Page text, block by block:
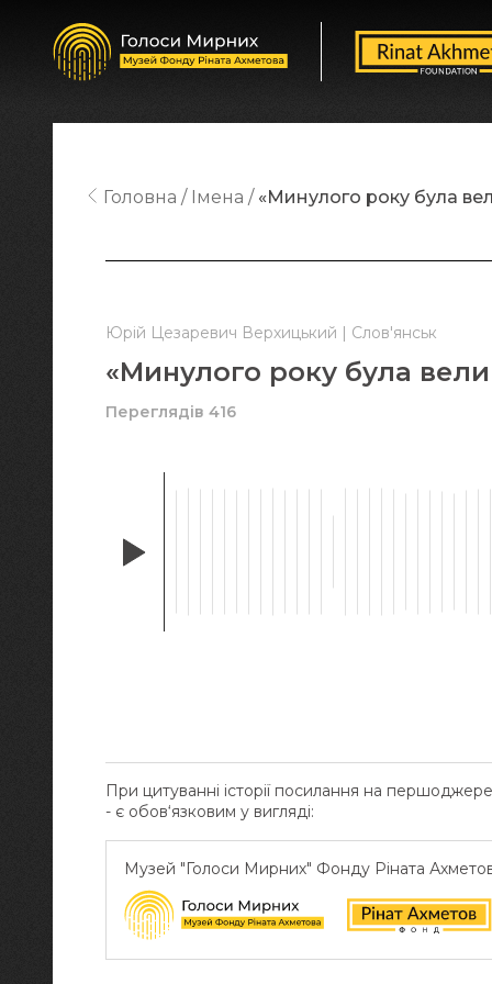
Юрій Цезаревич Верхицький | Слов'янськ
«Минулого року була
Переглядів 416
При цитуванні історії посилання на
- є обов‘язковим у вигляді:
Музей "Голоси Мирних" Фонду Ріната
Головна Імена «Минулого року була